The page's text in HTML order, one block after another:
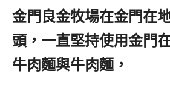
金門良金牧場在金門在
頭，一直堅持使用金門
牛肉麵與牛肉麵，